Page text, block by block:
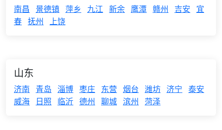
南昌 景德镇 萍乡 九江 新余 鹰潭 赣州 吉安
宜
春 抚州 上饶
山东
济南 青岛 淄博 枣庄 东营 烟台 潍坊 济宁 泰安
威海
日照 临沂 德州 聊城 滨州 菏泽